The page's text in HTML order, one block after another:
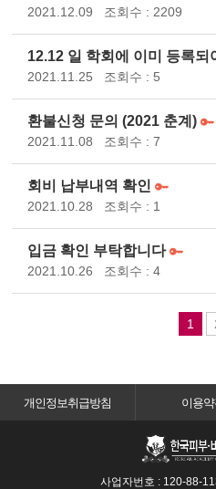
2021.12.09 조회수 : 2209
12.12 일 학회에 이미 등록
2021.11.25 조회수 : 5
환불신청 문의 (2021 춘계)
2021.11.08 조회수 : 7
회비 납부내역 확인
2021.10.28 조회수 : 1
입금 확인 부탁합니다
2021.10.26 조회수 : 4
1
개인정보취급방침 이용
사업자번호 : 120-88-